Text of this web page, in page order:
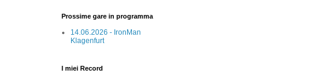
Prossime gare in programma
14.06.2026 - IronMan
Klagenfurt
I miei Record